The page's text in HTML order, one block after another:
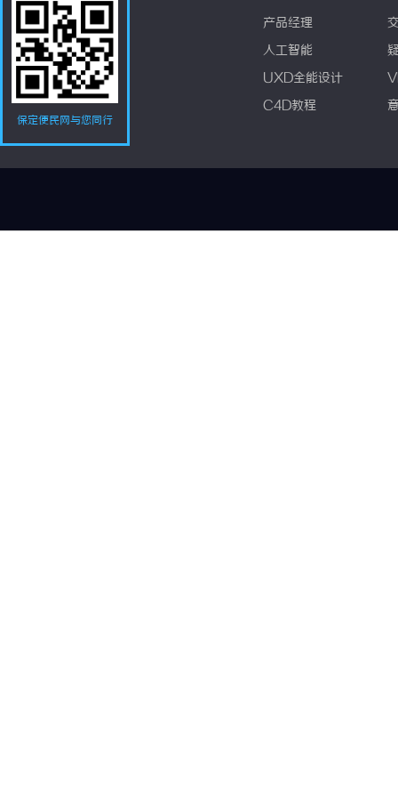
保定便民网与您同行
产品经理
人工智能
UXD全能设计
C4D教程